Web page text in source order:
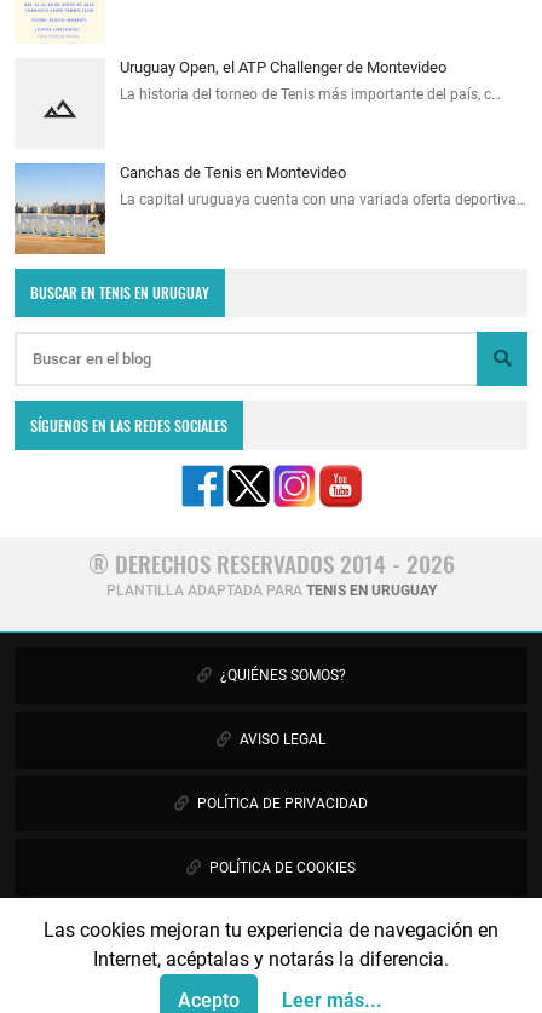
Las cookies mejoran tu experiencia de navegación en
Internet, acéptalas y notarás la diferencia.
Acepto
Leer más...
Uruguay Open, el ATP Challenger de Montevideo
La historia del torneo de Tenis más importante del país, c…
Canchas de Tenis en Montevideo
La capital uruguaya cuenta con una variada oferta deportiva…
BUSCAR EN TENIS EN URUGUAY
SÍGUENOS EN LAS REDES SOCIALES
® DERECHOS RESERVADOS 2014 - 2026
PLANTILLA ADAPTADA PARA TENIS EN URUGUAY
¿QUIÉNES SOMOS?
AVISO LEGAL
POLÍTICA DE PRIVACIDAD
POLÍTICA DE COOKIES
PUBLICIDAD
CONTÁCTANOS